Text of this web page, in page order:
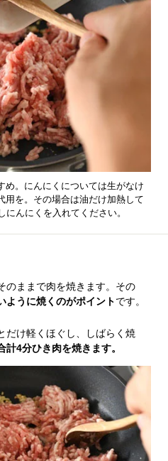
。にんにくについては生がなけ
用を。その場合は油だけ加熱して
んにくを入れてください。
のままで肉を焼きます。その
ように焼くのがポイントです。
だけ軽くほぐし、しばらく焼
計4分ひき肉を焼きます。